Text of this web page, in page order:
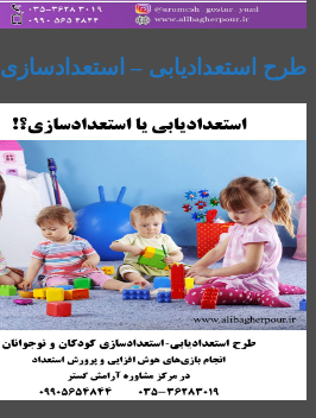
طرح استعدادیابی – استعدادسازی